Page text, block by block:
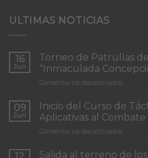
ULTIMAS NOTICIAS
16
Jun
Torneo de Patrullas
“Inmaculada
Comentarios desactivados
de
09
Jun
Inicio del Curso de
Aplicativas al
Comentarios desactivados
del
Salida al terreno de